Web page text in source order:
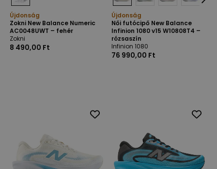
Újdonság
Zokni New Balance Numeric
AC0048UWT – fehér
Zokni
8 490,00 Ft
Újdonság
Női futócipő New Balance
Infinion 1080 v15 W10808T4 –
rózsaszín
Infinion 1080
76 990,00 Ft